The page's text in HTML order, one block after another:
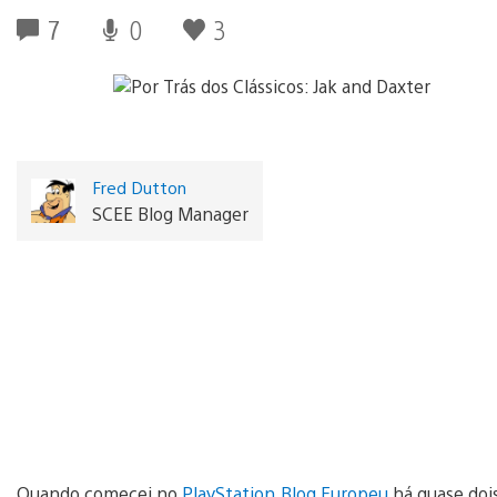
7 0 3
Fred Dutton
SCEE Blog Manager